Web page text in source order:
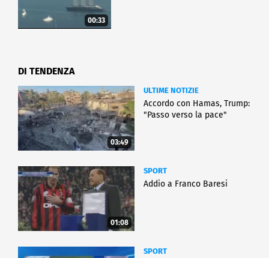
00:33
DI TENDENZA
03:49
ULTIME NOTIZIE
Accordo con Hamas, Trump:
"Passo verso la pace"
01:08
SPORT
Addio a Franco Baresi
SPORT